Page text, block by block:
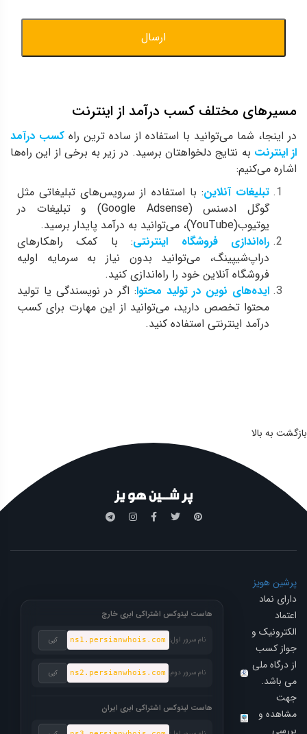
مسیرهای مختلف کسب درآمد از اینترنت
در اینجا، شما می‌توانید با استفاده از ساده ترین راه کسب درآمد
از اینترنت به نتایج دلخواهتان برسید. در زیر به برخی از این راه‌ها
اشاره می‌کنیم:
تبلیغات آنلاین: با استفاده از سرویس‌های تبلیغاتی مثل
گوگل ادسنس (Google Adsense) و تبلیغات در
یوتیوب(YouTube)، می‌توانید به درآمد پایدار برسید.
راه‌اندازی فروشگاه اینترنتی: با کمک راهکارهای
دراپ‌شیپینگ، می‌توانید بدون نیاز به سرمایه اولیه
فروشگاه آنلاین خود را راه‌اندازی کنید.
ایده‌های نوین در تولید محتوا: اگر در نویسندگی یا تولید
محتوا تخصص دارید، می‌توانید از این مهارت برای کسب
درآمد اینترنتی استفاده کنید.
بازگشت به بالا
پرشین هویز
دارای نماد
اعتماد
الکترونیک و
جواز کسب
از درگاه ملی
می باشد.
جهت
مشاهده و
بررسی
هاست لینوکس اشتراکی ابری خارج
نام سرور اول: ns1.persianwhois.com کپی
نام سرور دوم: ns2.persianwhois.com کپی
هاست لینوکس اشتراکی ابری ایران